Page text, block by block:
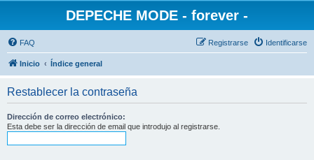
DEPECHE MODE - forever -
FAQ Identificarse
Registrarse
Inicio Índice general
Restablecer la contraseña
Dirección de correo electrónico:
Esta debe ser la dirección de email que introdujo al registrarse.